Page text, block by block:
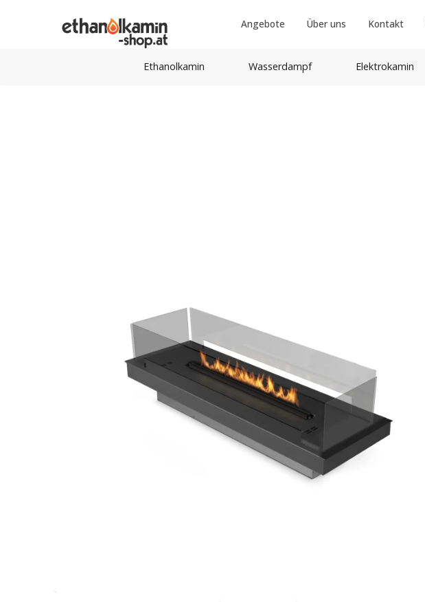
Angebote Über uns Kontakt
Ethanolkamin Wasserdampf Elektrokamin